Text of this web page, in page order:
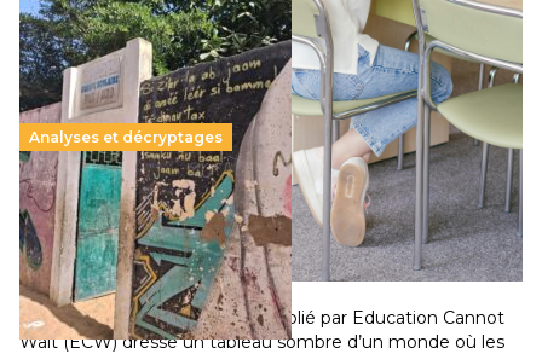
Analyses et décryptages
258 millions d’enfants victimes de la guerre, des
chocs climatiques et des déplacements de
population
11 juillet 2026- National
Un nouveau rapport mondial publié par Education Cannot
Wait (ECW) dresse un tableau sombre d’un monde où les